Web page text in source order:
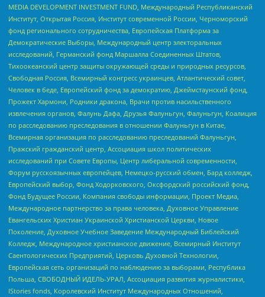
MEDIA DEVELOPMENT INVESTMENT FUND, Международный Республиканский
Институт, Открытая Россия, Институт современной России, Черноморский
фонд регионального сотрудничества, Европейская Платформа за
Демократические Выборы, Международный центр электоральных
исследований, Германский фонд Маршалла Соединенных Штатов,
Тихоокеанский центр защиты окружающей среды и природных ресурсов,
Свободная Россия, Всемирный конгресс украинцев, Атлантический совет,
Человек в беде, Европейский фонд за демократию, Джеймстаунский фонд,
Прожект Хармони, Родники дракона, Врачи против насильственного
извлечения органов, Фалунь Дафа, Друзья Фалуньгун, Фалуньгун, Коалиция
по расследованию преследования в отношении Фалуньгун в Китае,
Всемирная организация по расследованию преследований Фалуньгун,
Пражский гражданский центр, Ассоциация школ политических
исследований при Совете Европы, Центр либеральной современности,
Форум русскоязычных европейцев, Немецко-русский обмен, Бард колледж,
Европейский выбор, Фонд Ходорковского, Оксфордский российский фонд,
Фонд Будущее России, Компания свободы информации, Проект Медиа,
Международное партнерство за права человека, Духовное Управление
Евангельских Христиан Украинской Христианской Церкви, Новое
Поколение, Духовное Учебное Заведение Международный Библейский
Колледж, Международное христианское движение, Всемирный Институт
Саентологических Предприятий, Церковь Духовной Технологии,
Европейская сеть организаций по наблюдению за выборами, Республика
Польша, СВОБОДНЫЙ ИДЕЛЬ-УРАЛ, Ассоциация развития журналистики,
IStories fonds, Королевский Институт Международных Отношений,